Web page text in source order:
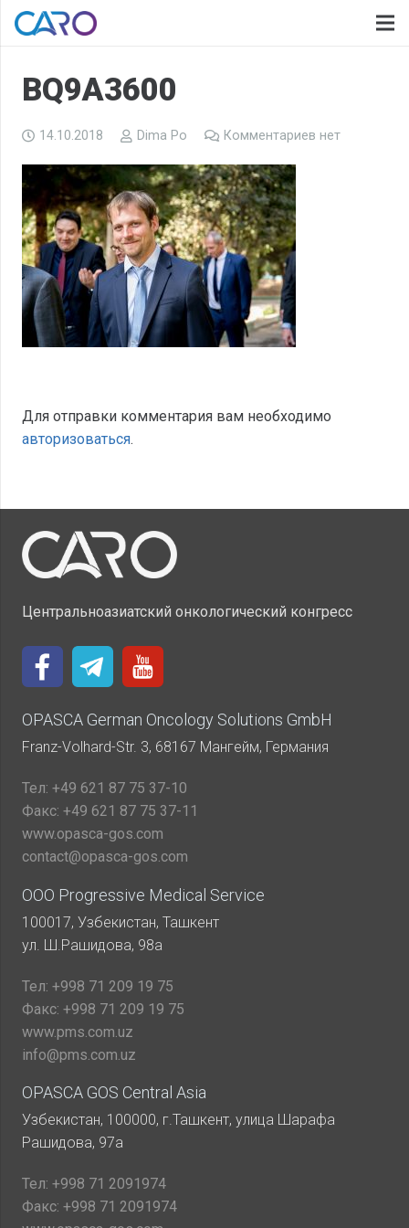
BQ9A3600
14.10.2018 Dima Po Комментариев нет
Для отправки комментария вам необходимо
авторизоваться.
Центральноазиатский онкологический конгресс
OPASCA German Oncology Solutions GmbH
Franz-Volhard-Str. 3, 68167 Мангейм, Германия
Тел: +49 621 87 75 37-10
Факс: +49 621 87 75 37-11
www.opasca-gos.com
contact@opasca-gos.com
ООО Progressive Medical Service
100017, Узбекистан, Ташкент
ул. Ш.Рашидова, 98а
Тел: +998 71 209 19 75
Факс: +998 71 209 19 75
www.pms.com.uz
info@pms.com.uz
OPASCA GOS Central Asia
Узбекистан, 100000, г.Ташкент, улица Шарафа
Рашидова, 97а
Тел: +998 71 2091974
Факс: +998 71 2091974